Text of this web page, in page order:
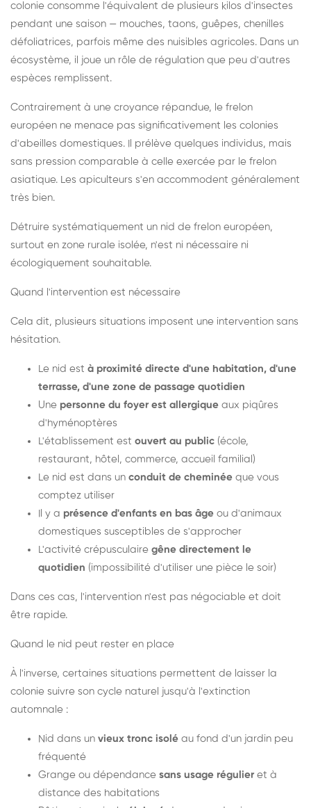
colonie consomme l'équivalent de plusieurs kilos d'insectes
pendant une saison — mouches, taons, guêpes, chenilles
défoliatrices, parfois même des nuisibles agricoles. Dans un
écosystème, il joue un rôle de régulation que peu d'autres
espèces remplissent.
Contrairement à une croyance répandue, le frelon
européen ne menace pas significativement les colonies
d'abeilles domestiques. Il prélève quelques individus, mais
sans pression comparable à celle exercée par le frelon
asiatique. Les apiculteurs s'en accommodent généralement
très bien.
Détruire systématiquement un nid de frelon européen,
surtout en zone rurale isolée, n'est ni nécessaire ni
écologiquement souhaitable.
Quand l'intervention est nécessaire
Cela dit, plusieurs situations imposent une intervention sans
hésitation.
Le nid est à proximité directe d'une habitation, d'une
terrasse, d'une zone de passage quotidien
Une personne du foyer est allergique aux piqûres
d'hyménoptères
L'établissement est ouvert au public (école,
restaurant, hôtel, commerce, accueil familial)
Le nid est dans un conduit de cheminée que vous
comptez utiliser
Il y a présence d'enfants en bas âge ou d'animaux
domestiques susceptibles de s'approcher
L'activité crépusculaire gêne directement le
quotidien (impossibilité d'utiliser une pièce le soir)
Dans ces cas, l'intervention n'est pas négociable et doit
être rapide.
Quand le nid peut rester en place
À l'inverse, certaines situations permettent de laisser la
colonie suivre son cycle naturel jusqu'à l'extinction
automnale :
Nid dans un vieux tronc isolé au fond d'un jardin peu
fréquenté
Grange ou dépendance sans usage régulier et à
distance des habitations